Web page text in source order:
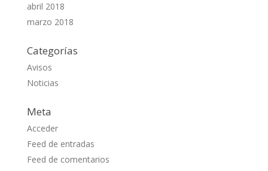
abril 2018
marzo 2018
Categorías
Avisos
Noticias
Meta
Acceder
Feed de entradas
Feed de comentarios